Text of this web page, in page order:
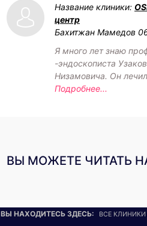
Название клиники:
центр
Бахитжан Мамедов
Я много лет знаю
-эндоскописта
Низамовича. Он
Подробнее...
ВЫ МОЖЕТЕ ЧИТАТЬ
ВЫ НАХОДИТЕСЬ ЗДЕСЬ: ВСЕ КЛИНИКИ